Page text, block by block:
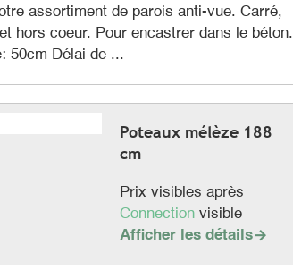
assortiment de parois anti-vue. Carré,
hors coeur. Pour encastrer dans le béton.
50cm Délai de ...
Poteaux mélèze 188
cm
Prix visibles après
Connection visible
Afficher les détails